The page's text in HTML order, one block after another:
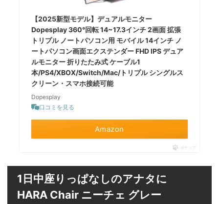
【2025新型モデル】デュアルモニター
Dopesplay 360°回転 14~17.3インチ 2画面 拡張
トリプル ノートパソコン用 モバイル 14インチ ノ
ートパソコン画面エクステンダー FHD IPS デュア
ルモニター 折りたたみ式 ケーブル1
本/PS4/XBOX/Switch/Mac/トリプル シングルス
クリーン・スマホ接続可能
Dopesplay
口コミを見る
Amazon
ポチップ
1日中座りっぱなしのアナタに
HARA Chair ニーチェ グレー